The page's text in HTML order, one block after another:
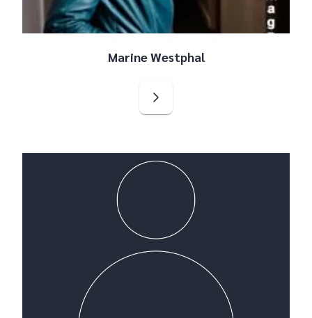
Marine Westphal